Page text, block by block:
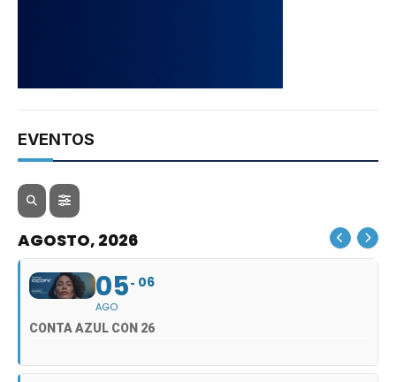
EVENTOS
AGOSTO, 2026
05
AGO
06
CONTA AZUL CON 26